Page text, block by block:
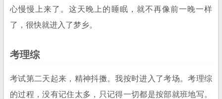
心慢慢上来了。这天晚上的睡眠，就不再像前一晚一样
了，很快就进入了梦乡。
考理综
考试第二天起来，精神抖擞。我按时进入了考场。考理综
的过程，没有记住太多，只记得一切都是按部就班地写。